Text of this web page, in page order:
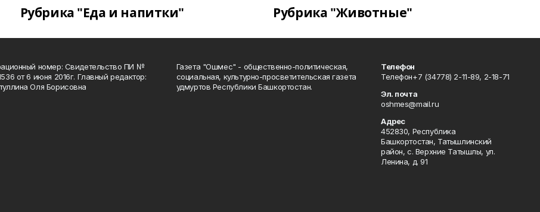
Рубрика "Еда и напитки" Рубрика "Животные"
номер: Свидетельство ПИ №
от 6 июня 2016г. Главный редактор:
Оля Борисовна
Газета "Ошмес" - общественно-политическая,
социальная, культурно-просветительская газета
удмуртов Республики Башкортостан.
Телефон
Телефон+7 (34778) 2-11-89, 2-18-71
Эл. почта
oshmes@mail.ru
Адрес
452830, Республика
Башкортостан, Татышлинский
район, с. Верхние Татышлы, ул.
Ленина, д. 91